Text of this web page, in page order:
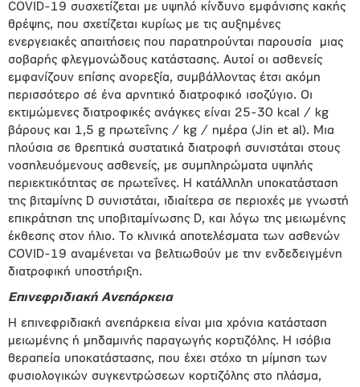
COVID-19 συσχετίζεται με υψηλό κίνδυνο εμφάνισης κακής
θρέψης, που σχετίζεται κυρίως με τις αυξημένες
ενεργειακές απαιτήσεις που παρατηρούνται παρουσία
μιας
σοβαρής φλεγμονώδους κατάστασης. Αυτοί οι ασθενείς
εμφανίζουν επίσης ανορεξία, συμβάλλοντας έτσι ακόμη
περισσότερο σέ ένα αρνητικό διατροφικό ισοζύγιο. Οι
εκτιμώμενες διατροφικές ανάγκες είναι 25-30 kcal / kg
βάρους και 1,5 g πρωτεΐνης / kg / ημέρα (Jin et al). Μια
πλούσια σε θρεπτικά συστατικά διατροφή συνιστάται στους
νοσηλευόμενους ασθενείς, με συμπληρώματα υψηλής
περιεκτικότητας σε πρωτεΐνες. Η κατάλληλη υποκατάσταση
της βιταμίνης D συνιστάται, ιδιαίτερα σε περιοχές με γνωστή
επικράτηση της υποβιταμίνωσης D, και λόγω της μειωμένης
έκθεσης στον ήλιο. Το κλινικά αποτελέσματα των ασθενών
COVID-19 αναμένεται να βελτιωθούν με την ενδεδειγμένη
διατροφική υποστήριξη.
Επινεφριδιακή Ανεπάρκεια
Η επινεφριδιακή ανεπάρκεια είναι μια χρόνια κατάσταση
μειωμένης ή μηδαμινής παραγωγής κορτιζόλης. Η ισόβια
θεραπεία υποκατάστασης, που έχει στόχο τη μίμηση των
φυσιολογικών συγκεντρώσεων κορτιζόλης στο πλάσμα,